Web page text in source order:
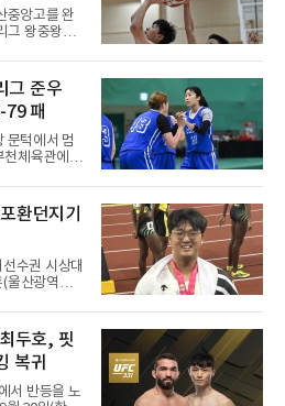
끌어올렸
털 팰리스는
중앙고를 완
그 왕중왕전
고부 예선리
76으로 제
점, 정우진
른 활약이 승
부터 박지오
지며 주도권
복고는 후반
71로 꺾고
그 준우
79 패
문턱에서 멈
천체육관에서
마레에 54-
나 20점 9리
을 앞세운 상
출전한 아란
전승을 거뒀
혔다.
환던지기
수권 시상대
울산광역시)
상연맹(WA)
지기 결선에
승자 알레산
였다.기록
대회에서 한
이다. 1992
두호, 핏
복귀
서 반등을 노